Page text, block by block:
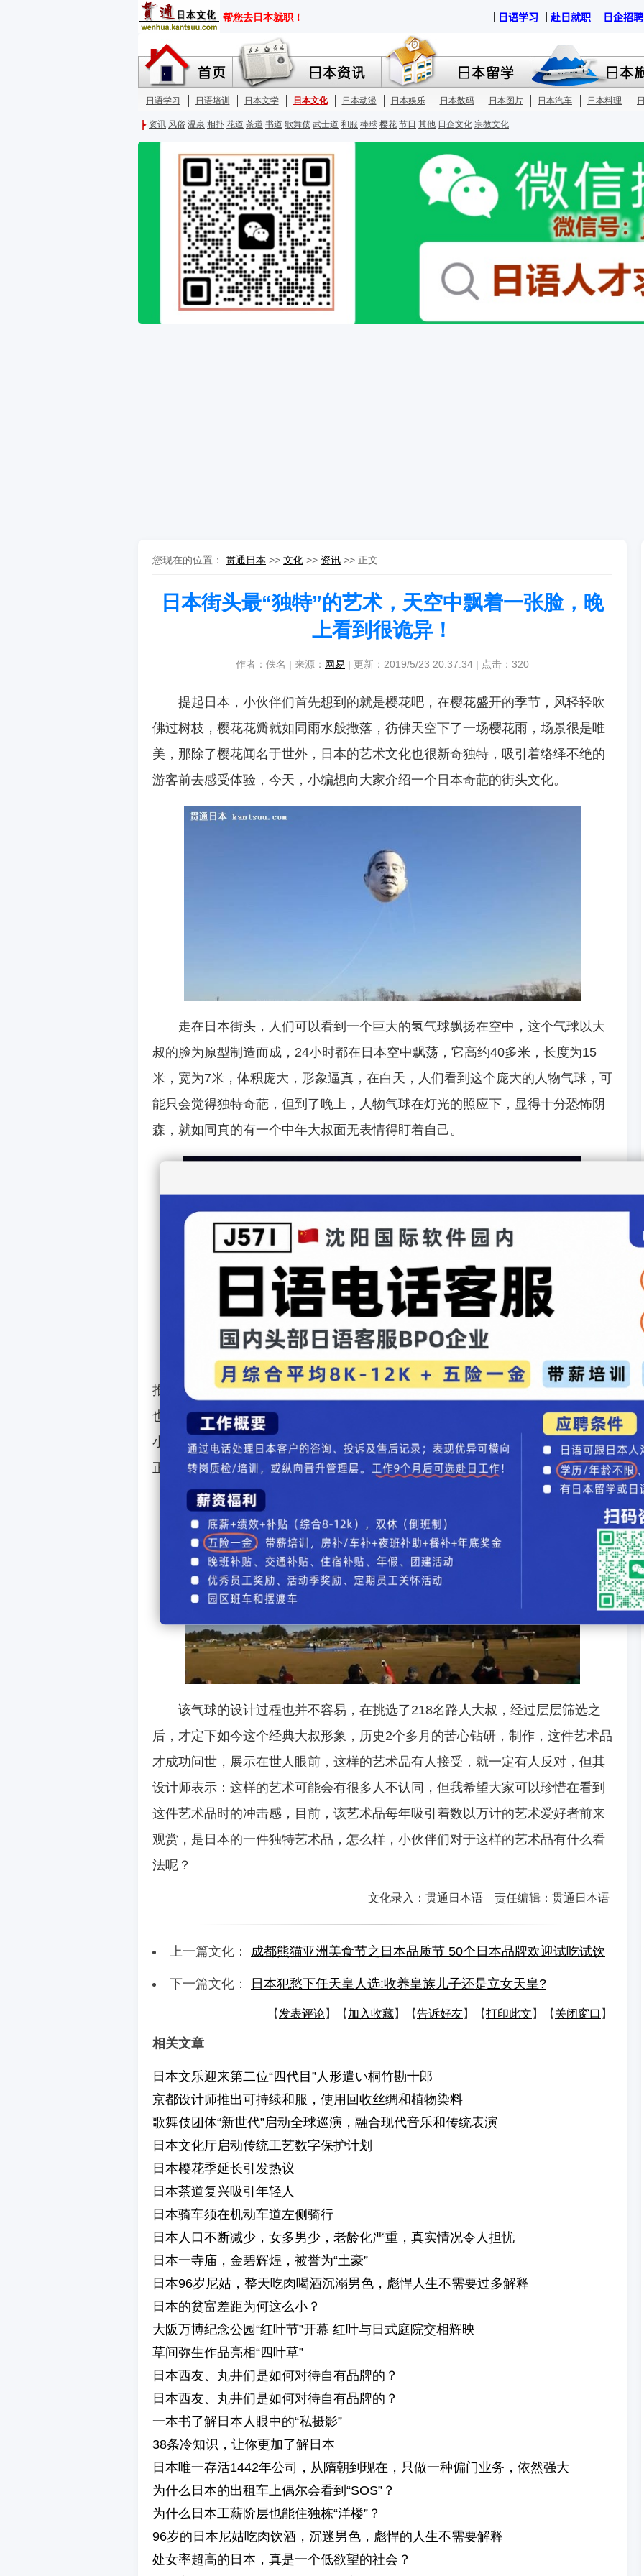
您现在的位置： 贯通日本 >> 文化 >> 资讯 >> 正文
日本街头最“独特”的艺术，天空中飘着一张脸，晚
上看到很诡异！
作者：佚名 | 来源： 网易 | 更新：2019/5/23 20:37:34 | 点击： 320
提起日本，小伙伴们首先想到的就是樱花吧，在樱花盛开的季节，风轻轻吹
佛过树枝，樱花花瓣就如同雨水般撒落，彷佛天空下了一场樱花雨，场景很是唯
美，那除了樱花闻名于世外，日本的艺术文化也很新奇独特，吸引着络绎不绝的
游客前去感受体验，今天，小编想向大家介绍一个日本奇葩的街头文化。
走在日本街头，人们可以看到一个巨大的氢气球飘扬在空中，这个气球以大
叔的脸为原型制造而成，24小时都在日本空中飘荡，它高约40多米，长度为15
米，宽为7米，体积庞大，形象逼真，在白天，人们看到这个庞大的人物气球，可
能只会觉得独特奇葩，但到了晚上，人物气球在灯光的照应下，显得十分恐怖阴
森，就如同真的有一个中年大叔面无表情得盯着自己。
那为什么会有这样的奇葩街头文化呢？原来，这个设计是日本的一个美术馆
推出的街头艺术项目，名为“大叔脸升空日”，它的目的是为了让人们在美术馆外
也能感受到艺术的魅力，该设计的灵感来源于其设计师小时候的梦境，该设计师
小时候梦见自己在坐电车上学时，天空中突然闪现一个巨型气球，而气球的形象
正是中年大叔，因而该设计师就借此机会实现了自己的梦境。
该气球的设计过程也并不容易，在挑选了218名路人大叔，经过层层筛选之
后，才定下如今这个经典大叔形象，历史2个多月的苦心钻研，制作，这件艺术品
才成功问世，展示在世人眼前，这样的艺术品有人接受，就一定有人反对，但其
设计师表示：这样的艺术可能会有很多人不认同，但我希望大家可以珍惜在看到
这件艺术品时的冲击感，目前，该艺术品每年吸引着数以万计的艺术爱好者前来
观赏，是日本的一件独特艺术品，怎么样，小伙伴们对于这样的艺术品有什么看
法呢？
文化录入：贯通日本语 责任编辑：贯通日本语
上一篇文化： 成都熊猫亚洲美食节之日本品质节 50个日本品牌欢迎试吃试饮
下一篇文化： 日本犯愁下任天皇人选:收养皇族儿子还是立女天皇?
【 发表评论】【 加入收藏】【告诉好友】【打印此文 】【 关闭窗口 】
相关文章
日本文乐迎来第二位“四代目”人形遣い桐竹勘十郎
京都设计师推出可持续和服，使用回收丝绸和植物染料
歌舞伎团体“新世代”启动全球巡演，融合现代音乐和传统表演
日本文化厅启动传统工艺数字保护计划
日本樱花季延长引发热议
日本茶道复兴吸引年轻人
日本骑车须在机动车道左侧骑行
日本人口不断减少，女多男少，老龄化严重，真实情况令人担忧
日本一寺庙，金碧辉煌，被誉为“土豪”
日本96岁尼姑，整天吃肉喝酒沉溺男色，彪悍人生不需要过多解释
日本的贫富差距为何这么小？
大阪万博纪念公园“红叶节”开幕 红叶与日式庭院交相辉映
草间弥生作品亮相“四叶草”
日本西友、丸井们是如何对待自有品牌的？
日本西友、丸井们是如何对待自有品牌的？
一本书了解日本人眼中的“私摄影”
38条冷知识，让你更加了解日本
日本唯一存活1442年公司，从隋朝到现在，只做一种偏门业务，依然强大
为什么日本的出租车上偶尔会看到“SOS”？
为什么日本工薪阶层也能住独栋“洋楼”？
96岁的日本尼姑吃肉饮酒，沉迷男色，彪悍的人生不需要解释
处女率超高的日本，真是一个低欲望的社会？